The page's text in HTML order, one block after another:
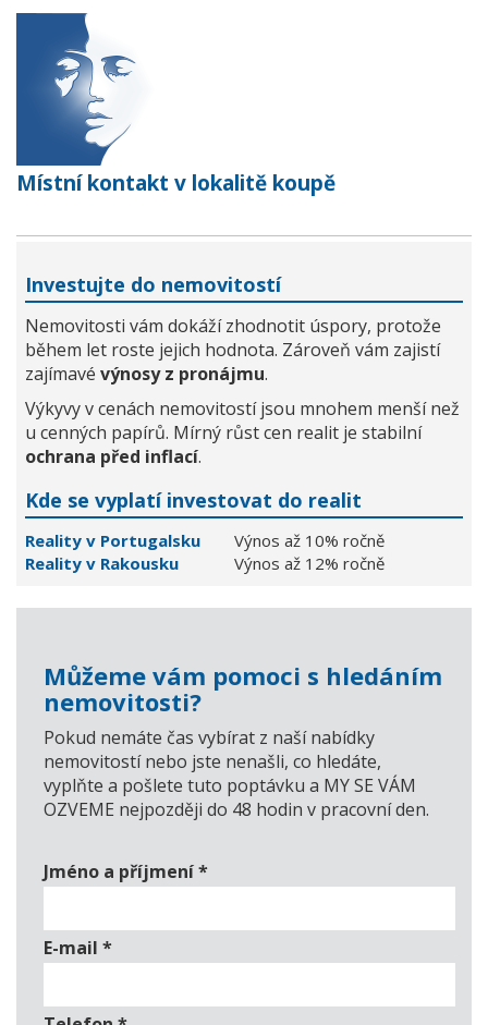
Místní kontakt v lokalitě koupě
Investujte do nemovitostí
Nemovitosti vám dokáží zhodnotit úspory, protože
během let roste jejich hodnota. Zároveň vám zajistí
zajímavé výnosy z pronájmu.
Výkyvy v cenách nemovitostí jsou mnohem menší než
u cenných papírů. Mírný růst cen realit je stabilní
ochrana před inflací.
Kde se vyplatí investovat do realit
Reality v Portugalsku
Výnos až 10% ročně
Reality v Rakousku
Výnos až 12% ročně
Můžeme vám pomoci s hledáním
nemovitosti?
Pokud nemáte čas vybírat z naší nabídky
nemovitostí nebo jste nenašli, co hledáte,
vyplňte a pošlete tuto poptávku a MY SE VÁM
OZVEME nejpozději do 48 hodin v pracovní den.
Jméno a příjmení*
E-mail *